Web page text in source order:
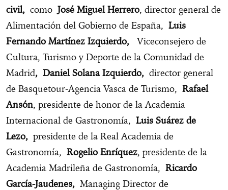
civil, como José Miguel Herrero, director general de
Alimentación del Gobierno de España, Luis
Fernando Martínez Izquierdo, Viceconsejero de
Cultura, Turismo y Deporte de la Comunidad de
Madrid, Daniel Solana Izquierdo, director general
de Basquetour-Agencia Vasca de Turismo, Rafael
Ansón, presidente de honor de la Academia
Internacional de Gastronomía, Luis Suárez de
Lezo, presidente de la Real Academia de
Gastronomía, Rogelio Enríquez, presidente de la
Academia Madrileña de Gastronomía, Ricardo
García-Jaudenes, Managing Director de